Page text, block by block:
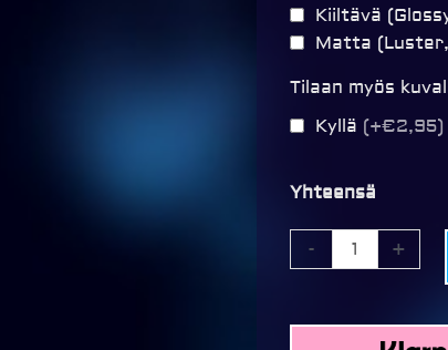
Kiiltävä
Matta
Tilaan myös
Kyllä (+€2,95)
Yhteensä
- +